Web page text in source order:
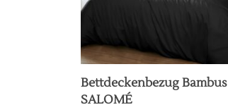
Bettdeckenbezug Bambus
SALOMÉ